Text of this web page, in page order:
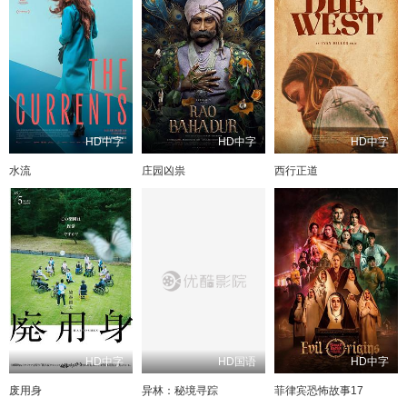
HD中字
水流
HD中字
庄园凶祟
HD中字
西行正道
HD中字
废用身
HD国语
异林：秘境寻踪
HD中字
菲律宾恐怖故事17